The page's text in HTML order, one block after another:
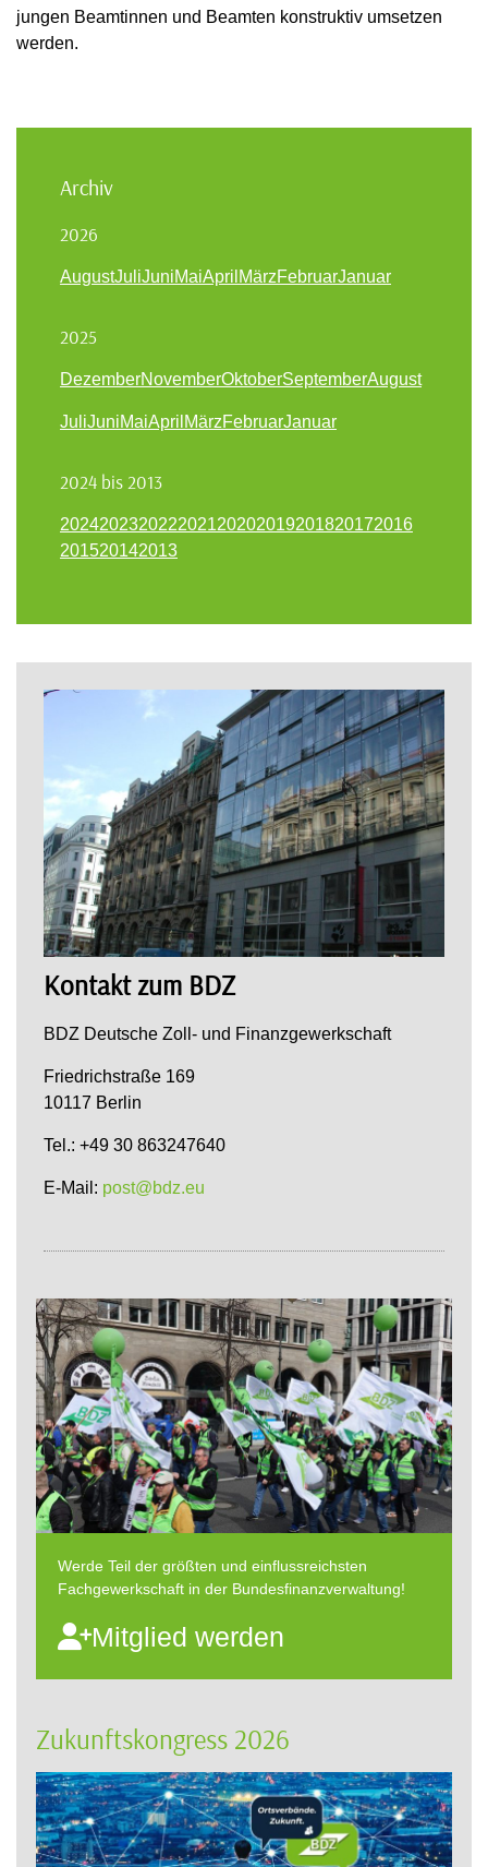
jungen Beamtinnen und Beamten konstruktiv umsetzen
werden.
Archiv
2026
AugustJuliJuniMaiApril MärzFebruarJanuar
2025
DezemberNovemberOktoberSeptemberAugust
JuliJuniMaiApril MärzFebruarJanuar
2024 bis 2013
202420232022202120202019201820172016
201520142013
Kontakt zum BDZ
BDZ Deutsche Zoll- und Finanzgewerkschaft
Friedrichstraße 169
10117 Berlin
Tel.: +49 30 863247640
E-Mail: post@bdz.eu
Werde Teil der größten und einflussreichsten
Fachgewerkschaft in der Bundesfinanzverwaltung!
Mitglied werden
Zukunftskongress 2026